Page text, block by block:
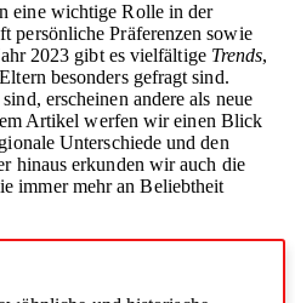
eine wichtige Rolle in der
persönliche Präferenzen sowie
2023 gibt es vielfältige Trends,
besonders gefragt sind.
erscheinen andere als neue
Artikel werfen wir einen Blick
Unterschiede und den
hinaus erkunden wir auch die
immer mehr an Beliebtheit